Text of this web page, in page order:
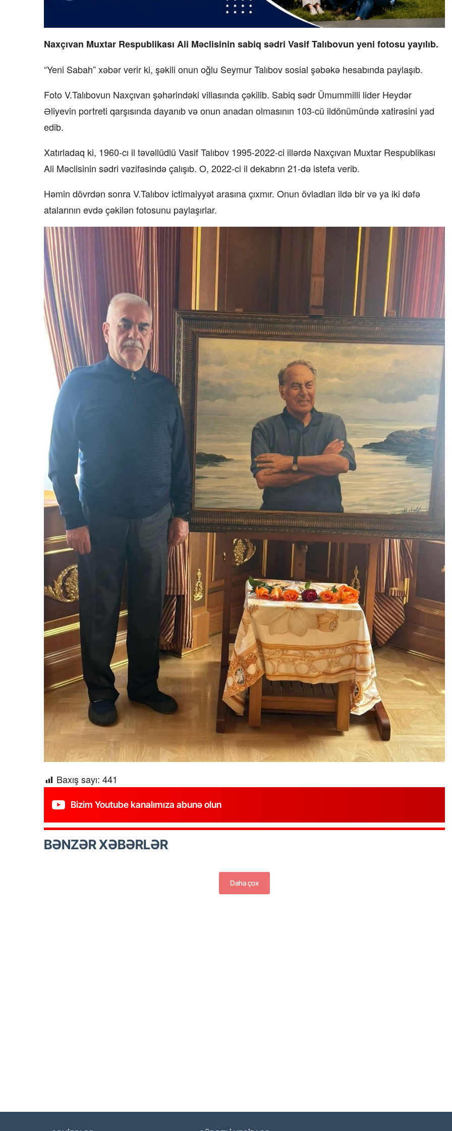
Naxçıvan Muxtar Respublikası Ali Məclisinin sabiq sədri Vasif Talıbovun yeni fotosu yayılıb.
“Yeni Sabah” xəbər verir ki, şəkili onun oğlu Seymur Talıbov sosial şəbəkə hesabında paylaşıb.
Foto V.Talıbovun Naxçıvan şəhərindəki villasında çəkilib. Sabiq sədr Ümummilli lider Heydər
Əliyevin portreti qarşısında dayanıb və onun anadan olmasının 103-cü ildönümündə xatirəsini yad
edib.
Xatırladaq ki, 1960-cı il təvəllüdlü Vasif Talıbov 1995-2022-ci illərdə Naxçıvan Muxtar Respublikası
Ali Məclisinin sədri vəzifəsində çalışıb. O, 2022-ci il dekabrın 21-də istefa verib.
Həmin dövrdən sonra V.Talıbov ictimaiyyət arasına çıxmır. Onun övladları ildə bir və ya iki dəfə
atalarının evdə çəkilən fotosunu paylaşırlar.
Baxış sayı: 441
Bizim Youtube kanalımıza abunə olun
BƏNZƏR XƏBƏRLƏR
Daha çox
“Xətrinə dəymişəmsə, bağışla məni,
bala” –Video
07.06.2026 - 00:35